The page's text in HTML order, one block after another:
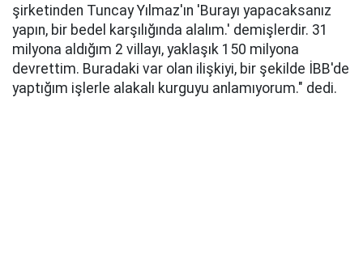
şirketinden Tuncay Yılmaz'ın 'Burayı yapacaksanız
yapın, bir bedel karşılığında alalım.' demişlerdir. 31
milyona aldığım 2 villayı, yaklaşık 150 milyona
devrettim. Buradaki var olan ilişkiyi, bir şekilde İBB'de
yaptığım işlerle alakalı kurguyu anlamıyorum." dedi.